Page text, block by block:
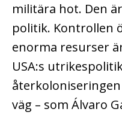
militära hot. Den
politik. Kontrollen
enorma resurser
USA:s
väg – som Álvaro